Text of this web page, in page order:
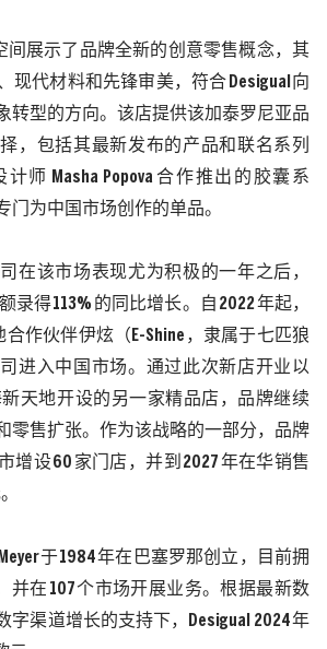
间展示了品牌全新的创意零售概念，其
现代材料和先锋审美，符合 Desigual 向
转型的方向。该店提供该加泰罗尼亚品
，包括其最新发布的产品和联名系列
计师 Masha Popova合作推出的胶囊系
门为中国市场创作的单品。
在该市场表现尤为积极的一年之后，
录得113% 的同比增长。自 2022 年起，
合作伙伴伊炫（ E-Shine ，隶属于七匹狼
进入中国市场。通过此次新店开业以
天地开设的另一家精品店，品牌继续
零售扩张。作为该战略的一部分，品牌
增设60 家门店，并到 2027 年在华销售
于1984年在巴塞罗那创立，目前拥
并在 107个市场开展业务。根据最新数
字渠道增长的支持下，
Desigual 2024年